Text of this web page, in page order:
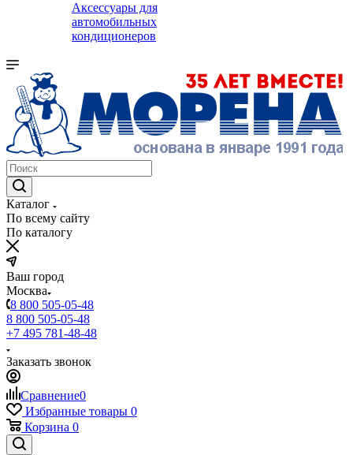
Аксессуары для
автомобильных
кондиционеров
Каталог
По всему сайту
По каталогу
Ваш город
Москва
8 800 505-05-48
8 800 505-05-48
+7 495 781-48-48
Заказать звонок
Сравнение0
Избранные товары 0
Корзина 0